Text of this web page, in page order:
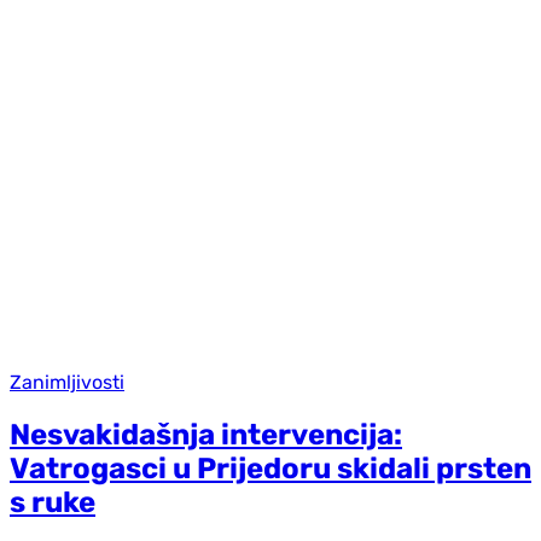
Zanimljivosti
Nesvakidašnja intervencija:
Vatrogasci u Prijedoru skidali prsten
s ruke